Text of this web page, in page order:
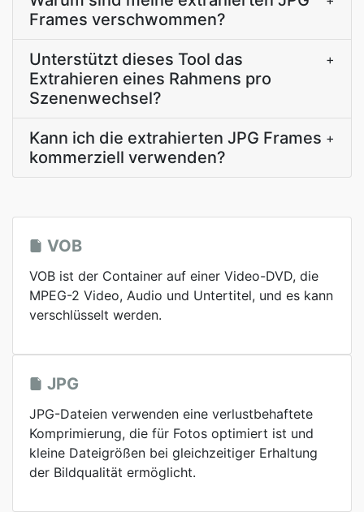
Frames verschwommen?
Unterstützt dieses Tool das
Extrahieren eines Rahmens pro
Szenenwechsel?
+
Kann ich die extrahierten JPG Frames
kommerziell verwenden?
+
VOB
VOB ist der Container auf einer Video-DVD, die
MPEG-2 Video, Audio und Untertitel, und es kann
verschlüsselt werden.
JPG
JPG-Dateien verwenden eine verlustbehaftete
Komprimierung, die für Fotos optimiert ist und
kleine Dateigrößen bei gleichzeitiger Erhaltung
der Bildqualität ermöglicht.